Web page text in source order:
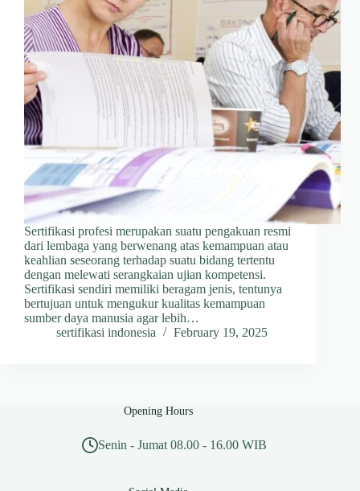
Sertifikasi profesi merupakan suatu pengakuan resmi
dari lembaga yang berwenang atas kemampuan atau
keahlian seseorang terhadap suatu bidang tertentu
dengan melewati serangkaian ujian kompetensi.
Sertifikasi sendiri memiliki beragam jenis, tentunya
bertujuan untuk mengukur kualitas kemampuan
sumber daya manusia agar lebih…
sertifikasi indonesia
February 19, 2025
Opening Hours
Senin - Jumat 08.00 - 16.00 WIB